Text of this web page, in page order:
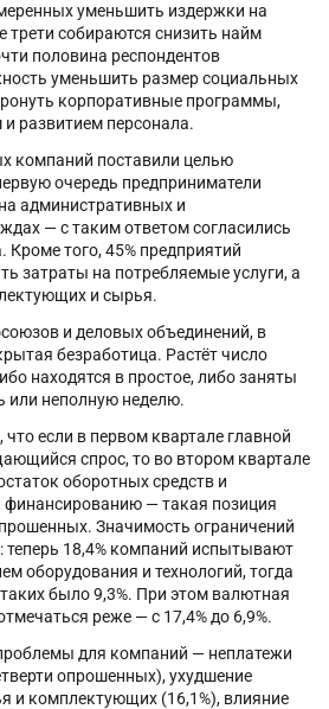
уменьшить издержки на
трети собираются снизить найм
половина респондентов
уменьшить размер социальных
корпоративные программы,
развитием персонала.
компаний поставили целью
очередь предприниматели
административных и
— с таким ответом согласились
Кроме того, 45% предприятий
затраты на потребляемые услуги, а
и сырья.
и деловых объединений, в
безработица. Растёт число
находятся в простое, либо заняты
или неполную неделю.
если в первом квартале главной
спрос, то во втором квартале
оборотных средств и
финансированию — такая позиция
Значимость ограничений
теперь 18,4% компаний испытывают
оборудования и технологий, тогда
было 9,3%. При этом валютная
реже — с 17,4% до 6,9%.
для компаний — неплатежи
опрошенных), ухудшение
и комплектующих (16,1%), влияние